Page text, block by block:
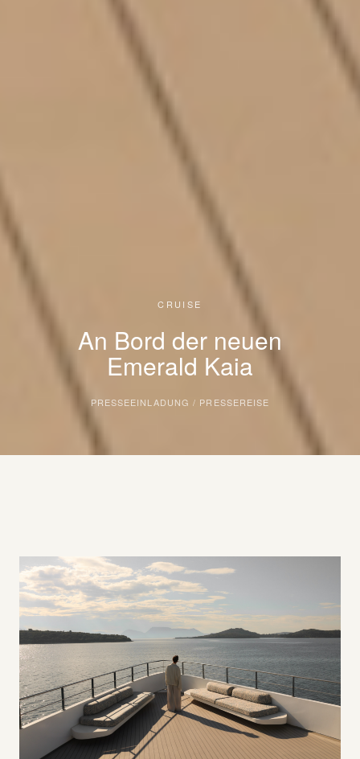
CRUISE
An Bord der neuen
Emerald Kaia
PRESSEEINLADUNG / PRESSEREISE